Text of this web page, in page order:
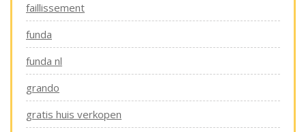
faillissement
funda
funda nl
grando
gratis huis verkopen